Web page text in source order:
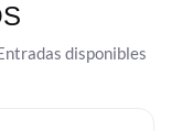
disponibles